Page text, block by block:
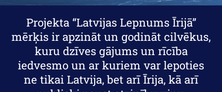
Projekta “Latvijas Lepnums Īrijā”
mērķis ir apzināt un godināt cilvēkus,
kuru dzīves gājums un rīcība
iedvesmo un ar kuriem var lepoties
ne tikai Latvija, bet arī Īrija, kā arī